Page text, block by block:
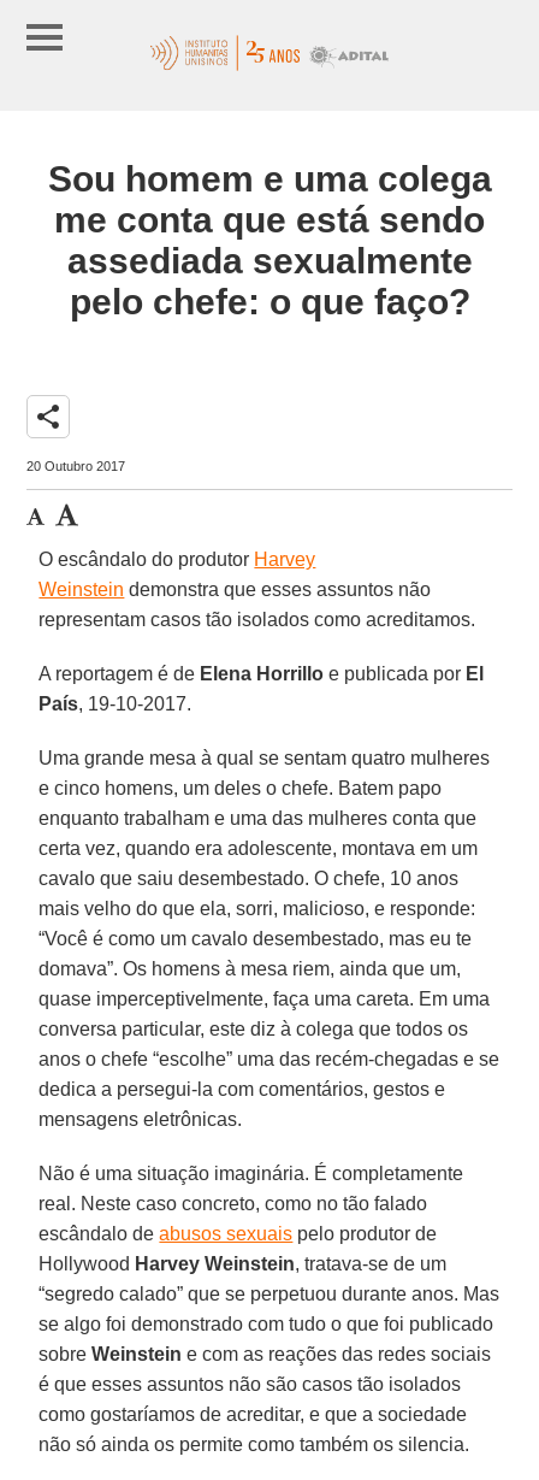
Sou homem e uma colega
me conta que está sendo
assediada sexualmente
pelo chefe: o que faço?
share
20 Outubro 2017
O escândalo do produtor Harvey
Weinstein demonstra que esses assuntos não
representam casos tão isolados como acreditamos.
A reportagem é de Elena Horrillo e publicada por El
País, 19-10-2017.
Uma grande mesa à qual se sentam quatro mulheres
e cinco homens, um deles o chefe. Batem papo
enquanto trabalham e uma das mulheres conta que
certa vez, quando era adolescente, montava em um
cavalo que saiu desembestado. O chefe, 10 anos
mais velho do que ela, sorri, malicioso, e responde:
“Você é como um cavalo desembestado, mas eu te
domava”. Os homens à mesa riem, ainda que um,
quase imperceptivelmente, faça uma careta. Em uma
conversa particular, este diz à colega que todos os
anos o chefe “escolhe” uma das recém-chegadas e se
dedica a persegui-la com comentários, gestos e
mensagens eletrônicas.
Não é uma situação imaginária. É completamente
real. Neste caso concreto, como no tão falado
escândalo deabusos sexuais pelo produtor de
Hollywood Harvey Weinstein, tratava-se de um
“segredo calado” que se perpetuou durante anos. Mas
se algo foi demonstrado com tudo o que foi publicado
sobreWeinstein e com as reações das redes sociais
é que esses assuntos não são casos tão isolados
como gostaríamos de acreditar, e que a sociedade
não só ainda os permite como também os silencia.